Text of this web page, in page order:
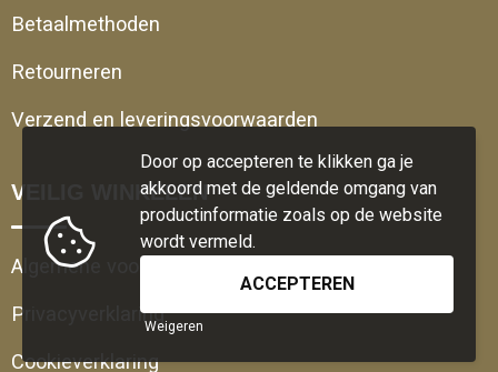
Betaalmethoden
Retourneren
Verzend en leveringsvoorwaarden
VEILIG WINKELEN
Algemene voorwaarden
Privacyverklaring
Cookieverklaring
Door op accepteren te klikken ga je
akkoord met de geldende omgang van
productinformatie zoals op de website
wordt vermeld.
Weigeren